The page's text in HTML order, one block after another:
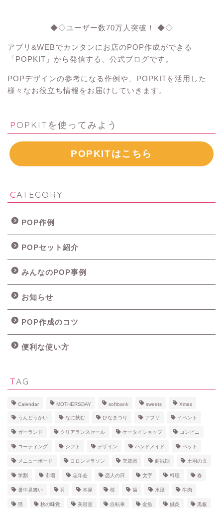
◆◇ユーザー数70万人突破！ ◆◇
アプリ&WEBでカンタンにお店のPOP作成ができる
「POPKIT」から発信する、公式ブログです。
POPデザインの参考になる作例や、POPKITを活用した
様々なお役立ち情報をお届けしていきます。
POPKITを使ってみよう
POPKITはこちら
CATEGORY
POP作例
POPセット紹介
みんなのPOP事例
お知らせ
POP作成のコツ
便利な使い方
TAG
Calendar MOTHERSDAY softbank sweets Xmas
うんどうかい なに挟む ひなまつり アプリ イベント
ガーランド クリアランスセール ケータイショップ コンビニ
コーティング シフト デザイン ハンドメイド ペット
メニューボード ヨロンマラソン 充電器 商戦期 土用の丑
学割 市場 忘年会 恋人の日 文字 料理 春
暑中見舞い 月 本屋 桜 歯 水没 牛肉
猫 秋の味覚 美容室 自転車 金魚 鍼灸 黒板